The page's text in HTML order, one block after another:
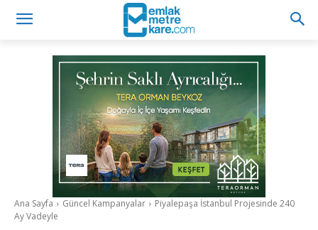
Ana Sayfa Güncel Kampanyalar
Piyalepaşa İstanbul Projesinde 240
Ay Vadeyle